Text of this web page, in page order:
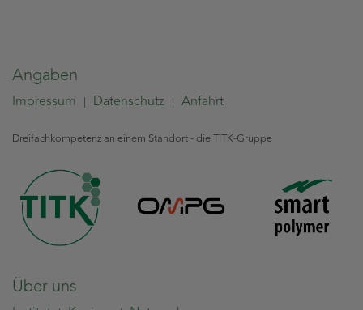
Angaben
Impressum Datenschutz Anfahrt
Dreifachkompetenz an einem Standort - die TITK-Gruppe
Über uns